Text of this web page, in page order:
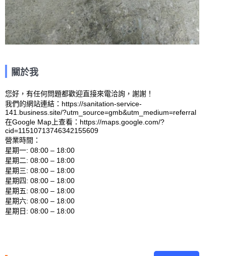
關於我
您好，有任何問題都歡迎直接來電洽詢，謝謝！
我們的網站連結：https://sanitation-service-
141.business.site/?utm_source=gmb&utm_medium=referral
在Google Map上查看：https://maps.google.com/?
cid=11510713746342155609
營業時間：
星期一: 08:00 – 18:00
星期二: 08:00 – 18:00
星期三: 08:00 – 18:00
星期四: 08:00 – 18:00
星期五: 08:00 – 18:00
星期六: 08:00 – 18:00